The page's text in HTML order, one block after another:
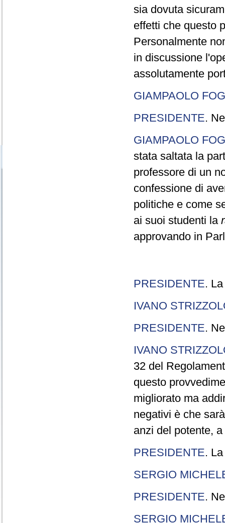
sia dovuta
effetti che questo
Personalmente
in discussione
assolutamente
GIAMPAOLO
PRESIDENTE.
GIAMPAOLO
stata saltata la
professore di un
confessione di
politiche e come
ai suoi studenti la
approvando in
PRESIDENTE.
IVANO
PRESIDENTE.
IVANO
32 del
questo
migliorato ma
negativi è che
anzi del potente,
PRESIDENTE.
SERGIO
PRESIDENTE.
SERGIO